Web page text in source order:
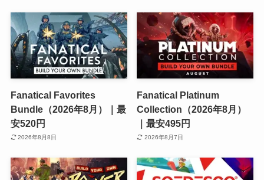
Fanatical Favorites
Bundle（2026年8月）｜最
安520円
2026年8月8日
Fanatical Platinum
Collection（2026年8月）
｜最安495円
2026年8月7日